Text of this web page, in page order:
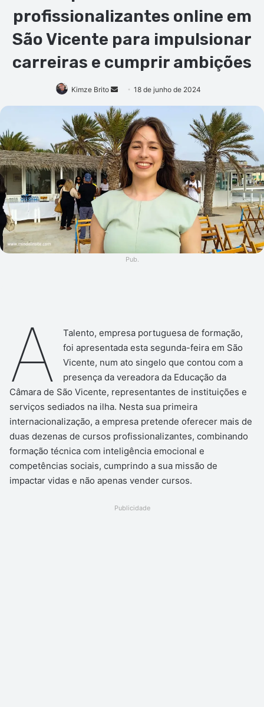
profissionalizantes online em
São Vicente para impulsionar
carreiras e cumprir ambições
Kimze Brito
Mande
e-
mail
18 de junho de 2024
Pub.
A
Talento, empresa portuguesa de formação,
foi apresentada esta segunda-feira em São
Vicente, num ato singelo que contou com a
presença da vereadora da Educação da
Câmara de São Vicente, representantes de instituições e
serviços sediados na ilha. Nesta sua primeira
internacionalização, a empresa pretende oferecer mais de
duas dezenas de cursos profissionalizantes, combinando
formação técnica com inteligência emocional e
competências sociais, cumprindo a sua missão de
impactar vidas e não apenas vender cursos.
Publicidade